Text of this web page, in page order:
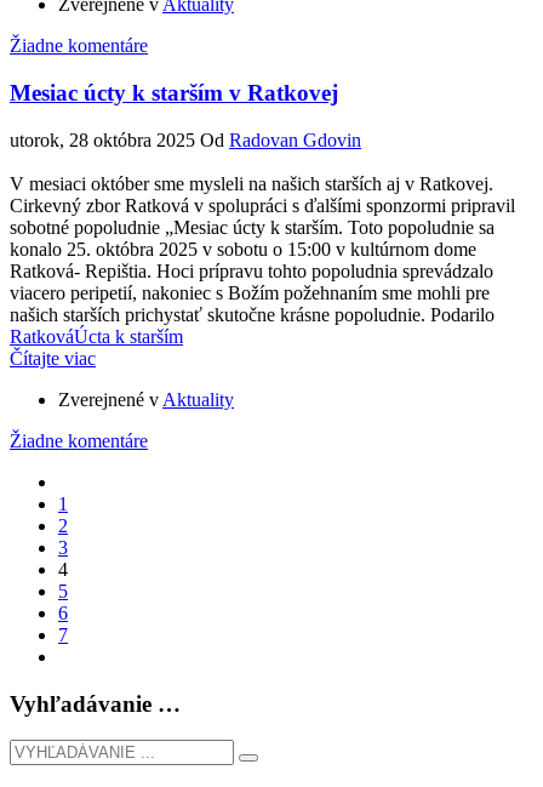
Zverejnené vAktuality
Žiadne komentáre
Mesiac úcty k starším v Ratkovej
utorok, 28 októbra 2025 Od Radovan Gdovin
V mesiaci október sme mysleli na našich starších aj v Ratkovej.
Cirkevný zbor Ratková v spolupráci s ďalšími sponzormi pripravil
sobotné popoludnie „Mesiac úcty k starším. Toto popoludnie sa
konalo 25. októbra 2025 v sobotu o 15:00 v kultúrnom dome
Ratková- Repištia. Hoci prípravu tohto popoludnia sprevádzalo
viacero peripetií, nakoniec s Božím požehnaním sme mohli pre
našich starších prichystať skutočne krásne popoludnie. Podarilo
RatkováÚcta k starším
Čítajte viac
Zverejnené v Aktuality
Žiadne komentáre
1
2
3
4
5
6
7
Vyhľadávanie …